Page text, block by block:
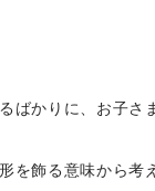
ばかりに、お子さ
を飾る意味から考